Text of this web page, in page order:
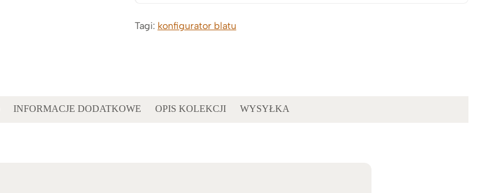
Tagi: konfigurator blatu
INFORMACJE DODATKOWE OPIS KOLEKCJI WYSYŁKA